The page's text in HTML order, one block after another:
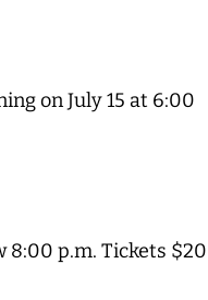
on July 15 at 6:00
8:00 p.m. Tickets $20